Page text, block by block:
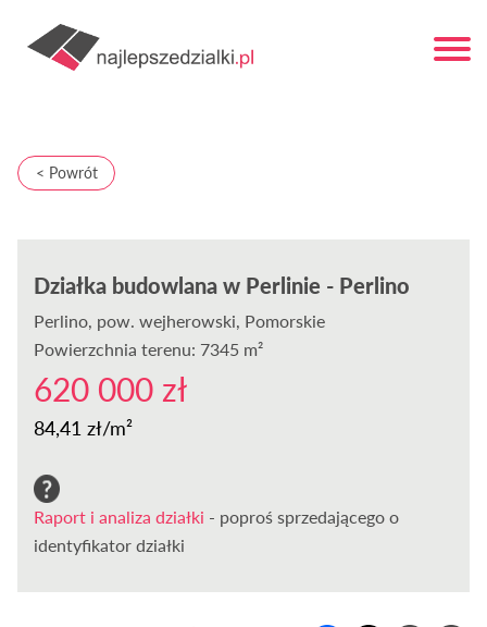
< Powrót
Działka budowlana w Perlinie - Perlino
Perlino, pow. wejherowski, Pomorskie
Powierzchnia terenu: 7345 m²
620 000 zł
84,41 zł/m²
Raport i analiza działki - poproś sprzedającego o
identyfikator działki